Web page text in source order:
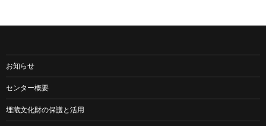
お知らせ
センター概要
埋蔵文化財の保護と活用